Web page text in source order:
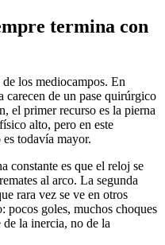
termina con
los mediocampos. En
carecen de un pase quirúrgico
el primer recurso es la pierna
alto, pero en este
todavía mayor.
constante es que el reloj se
al arco. La segunda
rara vez se ve en otros
pocos goles, muchos choques
la inercia, no de la